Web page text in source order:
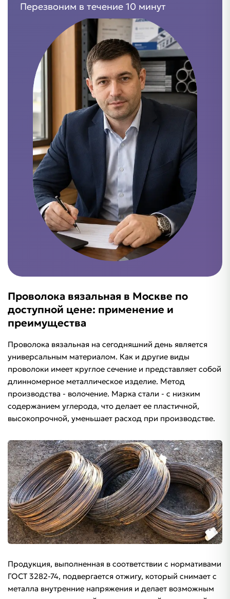
Перезвоним в течение 10 минут
Проволока вязальная в Москве по
доступной цене: применение и
преимущества
Проволока вязальная на сегодняшний день является
универсальным материалом. Как и другие виды
проволоки имеет круглое сечение и представляет собой
длинномерное металлическое изделие. Метод
производства - волочение. Марка стали - с низким
содержанием углерода, что делает ее пластичной,
высокопрочной, уменьшает расход при производстве.
Продукция, выполненная в соответствии с нормативами
ГОСТ 3282-74, подвергается отжигу, который снимает с
металла внутренние напряжения и делает возможным